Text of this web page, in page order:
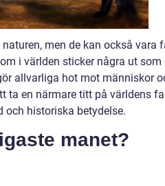
men de kan också vara
i världen sticker några ut som
allvarliga hot mot människor
ta en närmare titt på världens
och historiska betydelse.
manet?